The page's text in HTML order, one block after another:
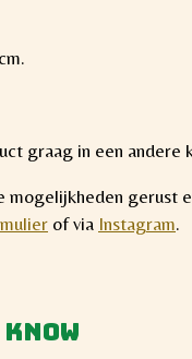
graag in een andere
mogelijkheden gerust
of via Instagram.
know